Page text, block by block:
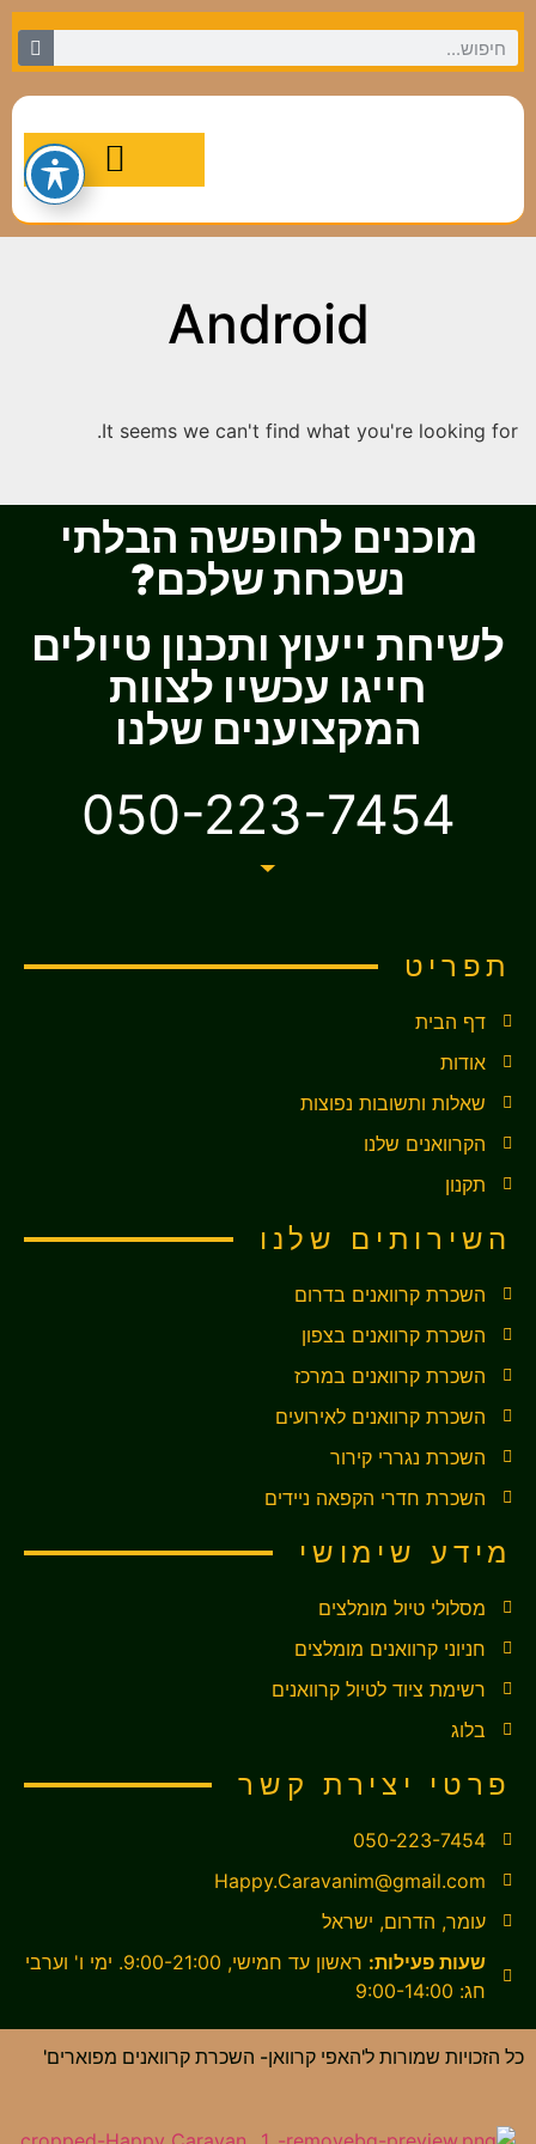
Android
It seems we can't find what you're looking for.
מוכנים לחופשה הבלתי
נשכחת שלכם?
לשיחת ייעוץ ותכנון טיולים
חייגו עכשיו לצוות
המקצוענים שלנו
050-223-7454
תפריט
דף הבית
אודות
שאלות ותשובות נפוצות
הקרוואנים שלנו
תקנון
השירותים שלנו
השכרת קרוואנים בדרום
השכרת קרוואנים בצפון
השכרת קרוואנים במרכז
השכרת קרוואנים לאירועים
השכרת נגררי קירור
השכרת חדרי הקפאה ניידים
מידע שימושי
מסלולי טיול מומלצים
חניוני קרוואנים מומלצים
רשימת ציוד לטיול קרוואנים
בלוג
פרטי יצירת קשר
050-223-7454
Happy.Caravanim@gmail.com
עומר, הדרום, ישראל
שעות פעילות:
ראשון עד חמישי, 9:00-21:00. ימי ו' וערבי
חג: 9:00-14:00
כל הזכויות שמורות ל'האפי קרוואן- השכרת קרוואנים מפוארים'